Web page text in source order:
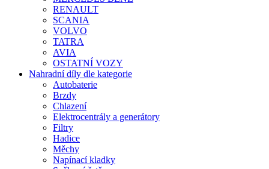
RENAULT
SCANIA
VOLVO
TATRA
AVIA
OSTATNÍ VOZY
Nahradní díly dle kategorie
Autobaterie
Brzdy
Chlazení
Elektrocentrály a generátory
Filtry
Hadice
Měchy
Napínací kladky